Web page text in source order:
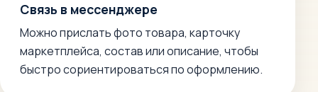
Связь в мессенджере
Можно прислать фото товара, карточку
маркетплейса, состав или описание, чтобы
быстро сориентироваться по оформлению.